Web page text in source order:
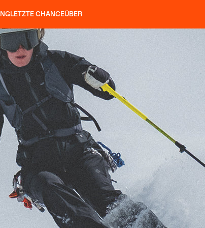
104 LITE
SLAP 112
SLAP 92 SLAP 92
UBAC 102
HARSCHEISEN
LETZTE CHANCEÜBER
SUCHEN